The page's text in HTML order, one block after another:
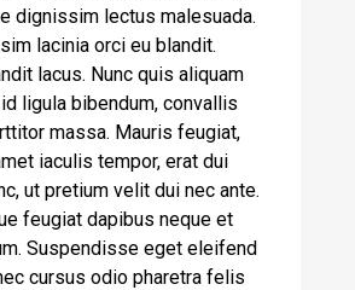
dignissim lectus malesuada.
lacinia orci eu blandit.
lacus. Nunc quis aliquam
ligula bibendum, convallis
massa. Mauris feugiat,
iaculis tempor, erat dui
ut pretium velit dui nec ante.
feugiat dapibus neque et
Suspendisse eget eleifend
cursus odio pharetra felis